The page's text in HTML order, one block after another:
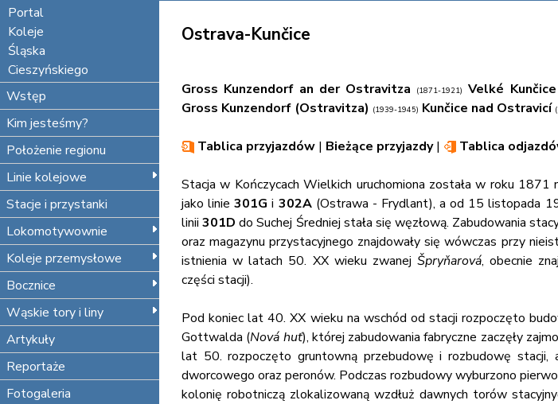
Portal
Koleje
Śląska
Cieszyńskiego
Wstęp
Kim jesteśmy?
Położenie regionu
Linie kolejowe
Stacje i przystanki
Lokomotywownie
Koleje przemysłowe
Bocznice
Wąskie tory i liny
Artykuły
Reportaże
Fotogaleria
Ostrava-Kunčice
Gross Kunzendorf an der Ostravitza (1871-1921) Velké
Gross Kunzendorf (Ostravitza) (1939-1945) Kunčice nad Ostravicí
Tablica przyjazdów | Bieżące przyjazdy| Tablica
Stacja w Kończycach Wielkich uruchomiona została w roku 1871
jako linie301G i 302A(Ostrawa - Frydlant), a od 15 listopada
linii301D do Suchej Średniej stała się węzłową. Zabudowania
oraz magazynu przystacyjnego znajdowały się wówczas przy
istnienia w latach 50. XX wieku zwanejŠpryňarová, obecnie
części stacji).
Pod koniec lat 40. XX wieku na wschód od stacji rozpoczęto
Gottwalda (Nová huť), której zabudowania fabryczne zaczęły
lat 50. rozpoczęto gruntowną przebudowę i rozbudowę
dworcowego oraz peronów. Podczas rozbudowy wyburzono
kolonię robotniczą zlokalizowaną wzdłuż dawnych torów